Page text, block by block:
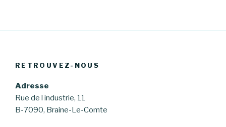
RETROUVEZ-NOUS
Adresse
Rue de l industrie, 11
B-7090, Braine-Le-Comte